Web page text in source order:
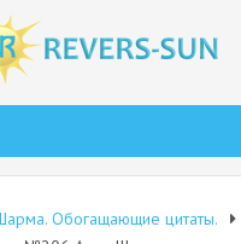
Обогащающие цитаты.